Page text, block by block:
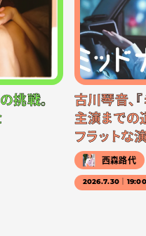
挑戦。
古川琴音、
主演までの
フラットな
西森路代
2026.7.30｜